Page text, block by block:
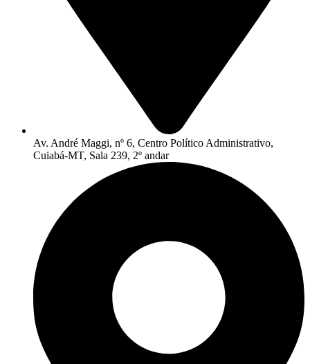
Av. André Maggi, nº 6, Centro Político Administrativo,
Cuiabá-MT, Sala 239, 2º andar